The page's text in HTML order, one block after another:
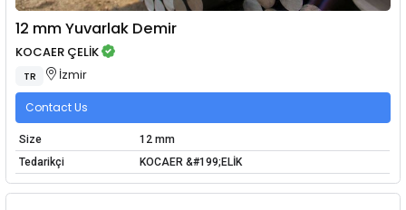
12 mm Yuvarlak Demir
KOCAER ÇELİK
TR İzmir
Contact Us
Size
12 mm
Tedarikçi
KOCAER &#199;ELİK